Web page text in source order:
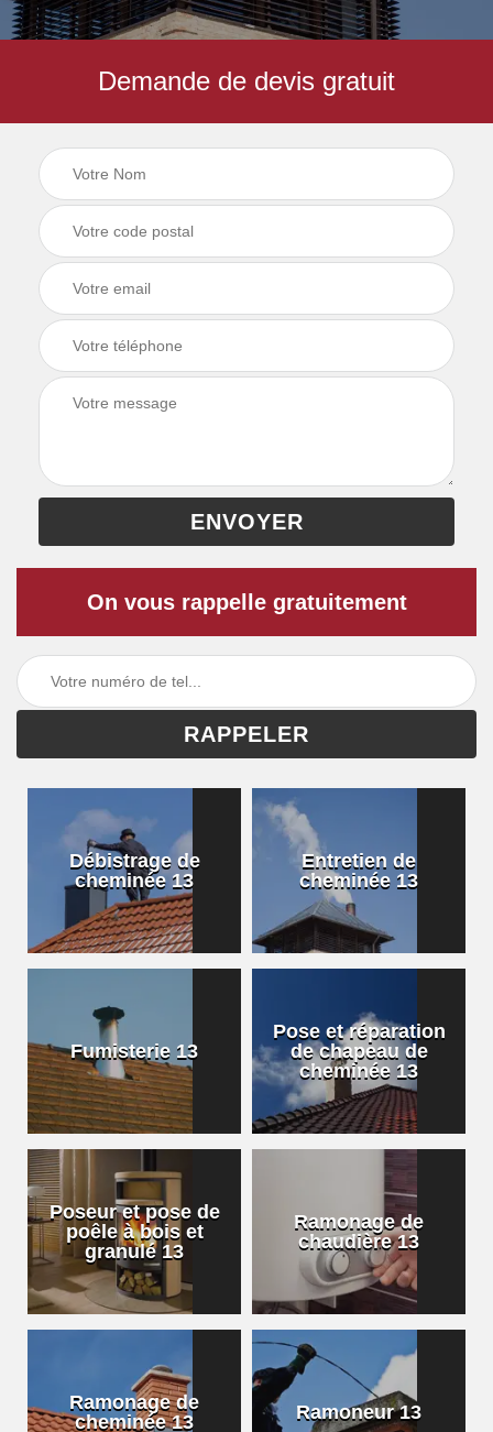
Demande de devis gratuit
On vous rappelle gratuitement
Débistrage de
cheminée 13
Entretien de
cheminée 13
Fumisterie 13
Pose et réparation
de chapeau de
cheminée 13
Poseur et pose de
poêle à bois et
granulé 13
Ramonage de
chaudière 13
Ramonage de
cheminée 13
Ramoneur 13